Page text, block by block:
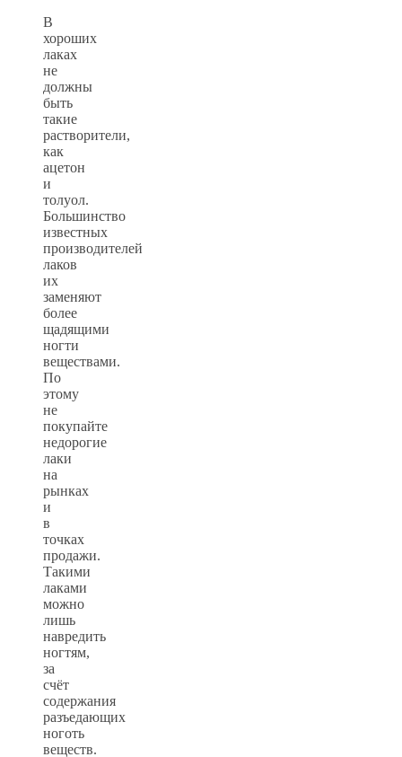
В
хороших
лаках
не
должны
быть
такие
растворители,
как
ацетон
и
толуол.
Большинство
известных
производителей
лаков
их
заменяют
более
щадящими
ногти
веществами.
По
этому
не
покупайте
недорогие
лаки
на
рынках
и
в
точках
продажи.
Такими
лаками
можно
лишь
навредить
ногтям,
за
счёт
содержания
разъедающих
ноготь
веществ.